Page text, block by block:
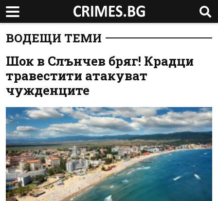
ВОДЕЩИ ТЕМИ
Шок в Слънчев бряг! Крадци
травестити атакуват
чужденците